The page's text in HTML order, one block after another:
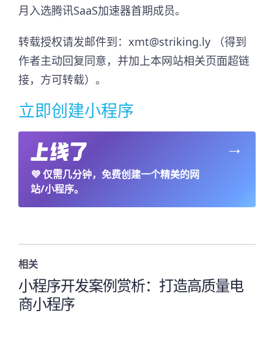
月入选腾讯SaaS加速器首期成员。​
转载授权请发邮件到：xmt@striking.ly （得到
作者主动回复同意，并加上本网站相关页面超链
接，方可转载）。
立即创建小程序
💜仅需几分钟，免费创建一个精美的网
站/小程序。
→
相关
小程序开发案例赏析：打造高质量电
商小程序